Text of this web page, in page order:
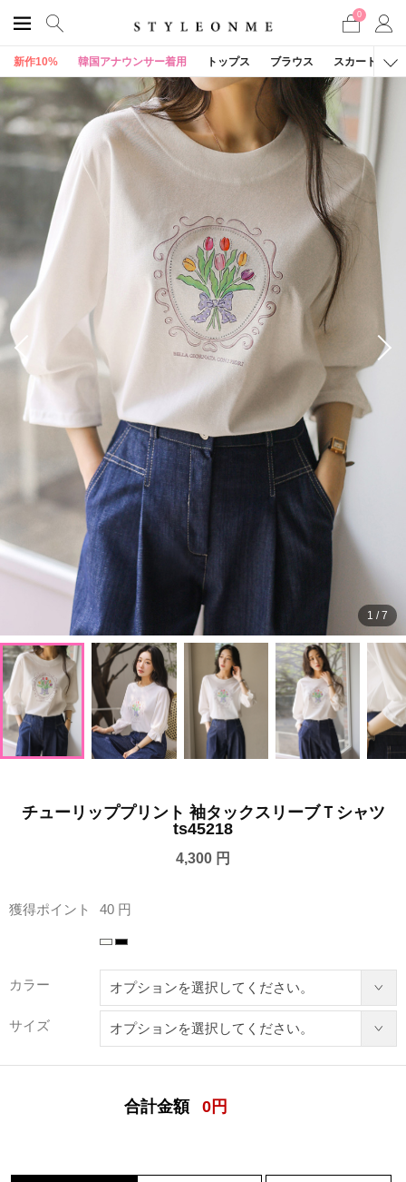
0
新作10% 韓国アナウンサー着用 トップス ブラウス スカート
1 /7
チューリッププリント 袖タックスリーブＴシャツ
ts45218
4,300 円
獲得ポイント 40 円
カラー
サイズ
合計金額 0 円